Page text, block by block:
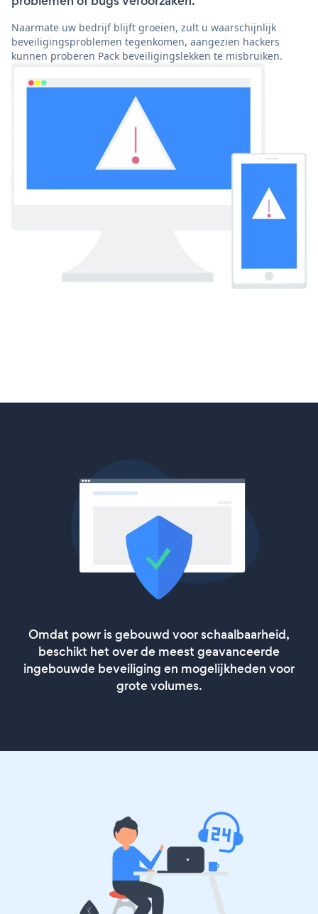
Naarmate uw bedrijf blijft groeien, zult u waarschijnlijk
beveiligingsproblemen tegenkomen, aangezien hackers
kunnen proberen Pack beveiligingslekken te misbruiken.
Omdat powr is gebouwd voor schaalbaarheid,
beschikt het over de meest geavanceerde
ingebouwde beveiliging en mogelijkheden voor
grote volumes.